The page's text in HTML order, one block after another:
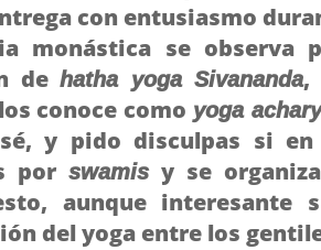
con entusiasmo
monástica se observa
dehatha yoga Sivananda,
conoce como yoga
y pido disculpas si
por swamisy se
aunque interesante
del yoga entre los